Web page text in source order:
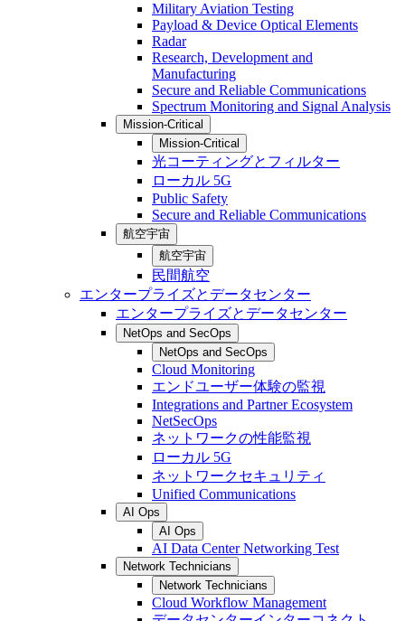
Military Aviation Testing
Payload & Device Optical Elements
Radar
Research, Development and
Manufacturing
Secure and Reliable Communications
Spectrum Monitoring and Signal Analysis
Mission-Critical
Mission-Critical
光コーティングとフィルター
ローカル 5G
Public Safety
Secure and Reliable Communications
航空宇宙
航空宇宙
民間航空
エンタープライズとデータセンター
エンタープライズとデータセンター
NetOps and SecOps
NetOps and SecOps
Cloud Monitoring
エンドユーザー体験の監視
Integrations and Partner Ecosystem
NetSecOps
ネットワークの性能監視
ローカル 5G
ネットワークセキュリティ
Unified Communications
AI Ops
AI Ops
AI Data Center Networking Test
Network Technicians
Network Technicians
Cloud Workflow Management